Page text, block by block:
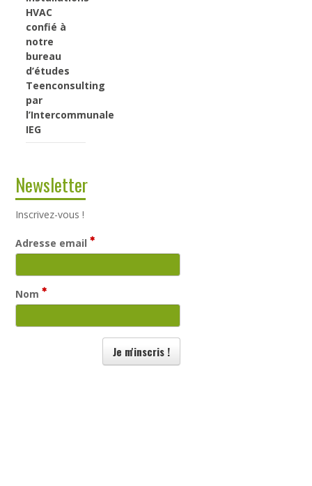
HVAC
confié à
notre
bureau
d’études
Teenconsulting
par
l’Intercommunale
IEG
Newsletter
Inscrivez-vous !
Adresse email
Nom